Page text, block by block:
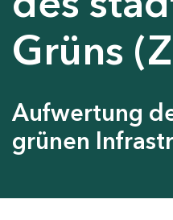
Grüns
Aufwertung
grünen